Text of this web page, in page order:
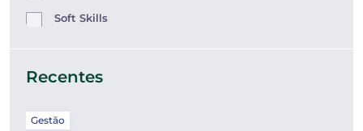
Soft Skills
Recentes
Gestão